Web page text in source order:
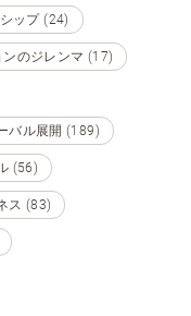
ップ (24)
のジレンマ (17)
バル展開 (189)
(56)
ス (83)